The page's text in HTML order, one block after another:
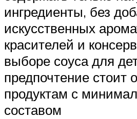
ингредиенты, без
искусственных
красителей и
выборе соуса для
предпочтение стоит
продуктам с
составом